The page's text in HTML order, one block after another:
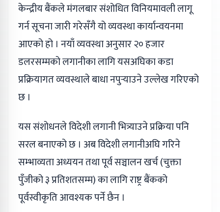
केन्द्रीय बैंकले मंगलबार संशोधित विनियमावली लागू
गर्न सूचना जारी गरेसँगै यो व्यवस्था कार्यान्वयनमा
आएको हो । नयाँ व्यवस्था अनुसार २० हजार
डलरसम्मको लगानीका लागि यसअघिका कडा
प्रक्रियागत व्यवस्थाले बाधा नपुर्‍याउने उल्लेख गरिएको
छ ।
यस संशोधनले विदेशी लगानी भित्र्याउने प्रक्रिया पनि
सरल बनाएको छ । अब विदेशी लगानीअघि गरिने
सम्भाव्यता अध्ययन तथा पूर्व सञ्चालन खर्च (चुक्ता
पुँजीको ३ प्रतिशतसम्म) का लागि राष्ट्र बैंकको
पूर्वस्वीकृति आवश्यक पर्ने छैन ।